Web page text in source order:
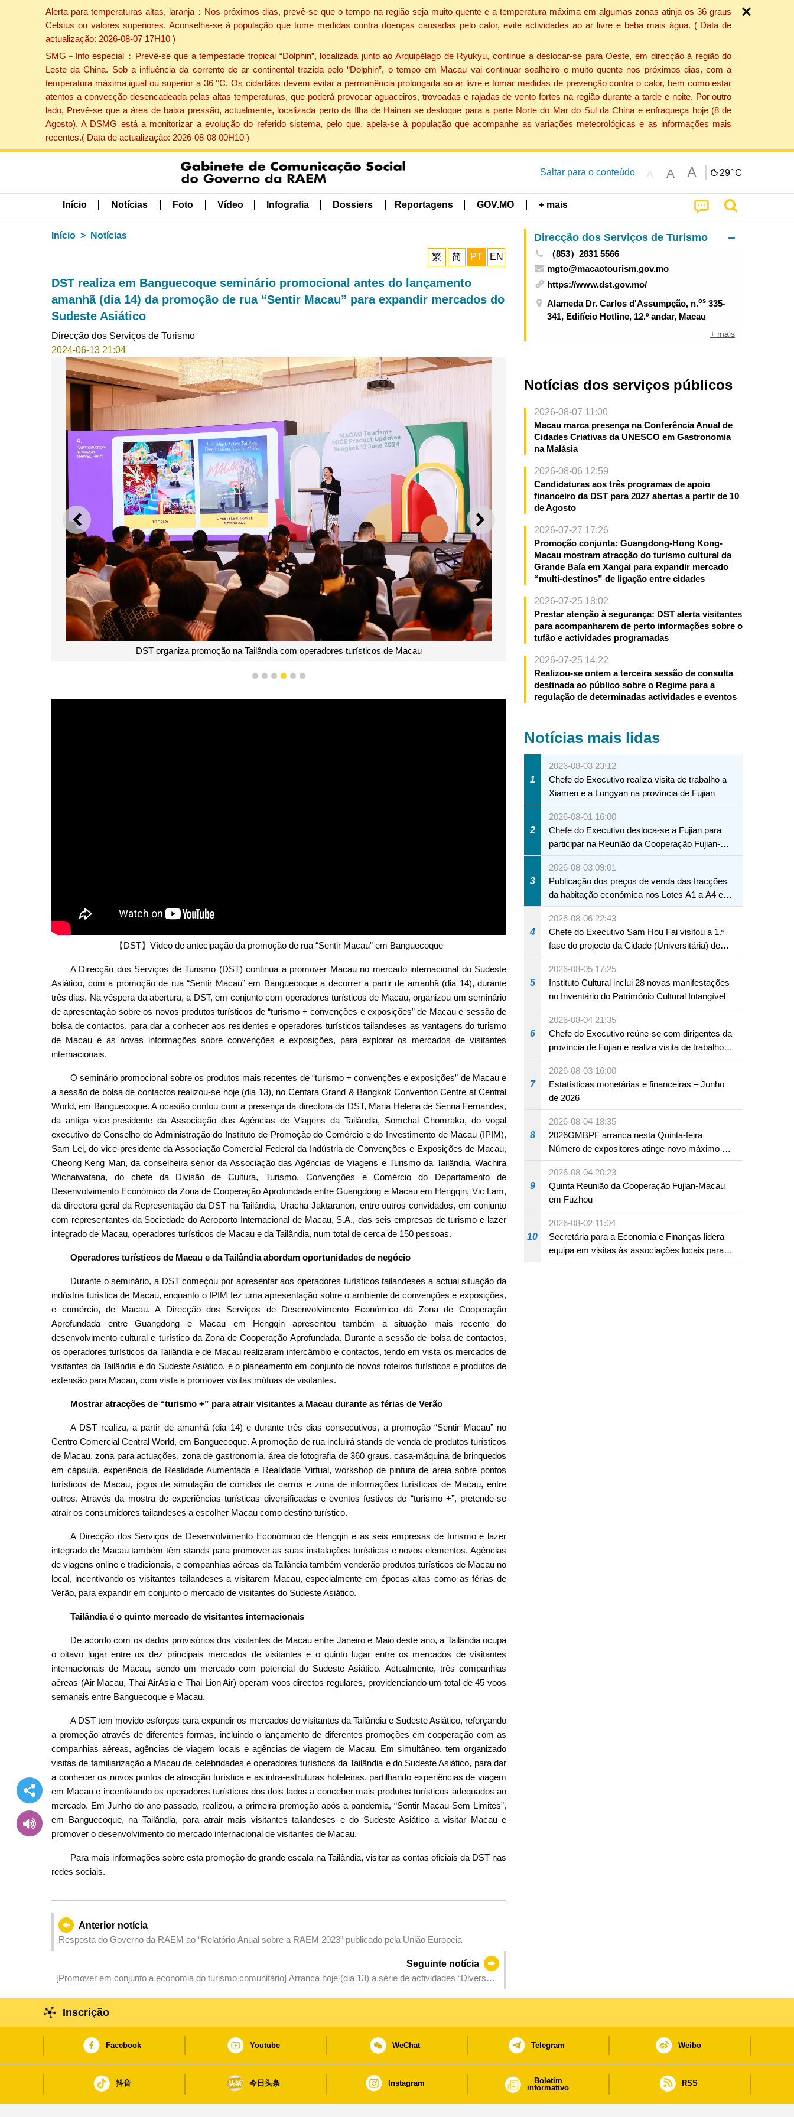
Alerta para temperaturas altas, laranja：Nos próximos dias, prevê-se que o tempo na região seja muito quente e a temperatura máxima em algumas zonas atinja os 36 graus
Celsius ou valores superiores. Aconselha-se à população que tome medidas contra doenças causadas pelo calor, evite actividades ao ar livre e beba mais água. ( Data de
actualização: 2026-08-07 17H10 )
SMG－Info especial：Prevê-se que a tempestade tropical “Dolphin”, localizada junto ao Arquipélago de Ryukyu, continue a deslocar-se para Oeste, em direcção à região do
Leste da China. Sob a influência da corrente de ar continental trazida pelo “Dolphin”, o tempo em Macau vai continuar soalheiro e muito quente nos próximos dias, com a
temperatura máxima igual ou superior a 36 °C. Os cidadãos devem evitar a permanência prolongada ao ar livre e tomar medidas de prevenção contra o calor, bem como estar
atentos a convecção desencadeada pelas altas temperaturas, que poderá provocar aguaceiros, trovoadas e rajadas de vento fortes na região durante a tarde e noite. Por outro
lado, Prevê-se que a área de baixa pressão, actualmente, localizada perto da Ilha de Hainan se desloque para a parte Norte do Mar do Sul da China e enfraqueça hoje (8 de
Agosto). A DSMG está a monitorizar a evolução do referido sistema, pelo que, apela-se à população que acompanhe as variações meteorológicas e as informações mais
recentes.( Data de actualização: 2026-08-08 00H10 )
Saltar para o conteúdo A A A 29°C
Início Notícias Foto Vídeo Infografia Dossiers Reportagens GOV.MO + mais
Início Notícias
繁 简 PT EN
DST realiza em Banguecoque seminário promocional antes do lançamento
amanhã (dia 14) da promoção de rua “Sentir Macau” para expandir mercados do
Sudeste Asiático
Direcção dos Serviços de Turismo
2024-06-13 21:04
ANTERIOR SEGUINTE
DST organiza promoção na Tailândia com operadores turísticos de Macau
1 2 3 4 5 6
【DST】Vídeo de antecipação da promoção de rua “Sentir Macau” em Banguecoque
A Direcção dos Serviços de Turismo (DST) continua a promover Macau no mercado internacional do Sudeste
Asiático, com a promoção de rua “Sentir Macau” em Banguecoque a decorrer a partir de amanhã (dia 14), durante
três dias. Na véspera da abertura, a DST, em conjunto com operadores turísticos de Macau, organizou um seminário
de apresentação sobre os novos produtos turísticos de “turismo + convenções e exposições” de Macau e sessão de
bolsa de contactos, para dar a conhecer aos residentes e operadores turísticos tailandeses as vantagens do turismo
de Macau e as novas informações sobre convenções e exposições, para explorar os mercados de visitantes
internacionais.
O seminário promocional sobre os produtos mais recentes de “turismo + convenções e exposições” de Macau e
a sessão de bolsa de contactos realizou-se hoje (dia 13), no Centara Grand & Bangkok Convention Centre at Central
World, em Banguecoque. A ocasião contou com a presença da directora da DST, Maria Helena de Senna Fernandes,
da antiga vice-presidente da Associação das Agências de Viagens da Tailândia, Somchai Chomraka, do vogal
executivo do Conselho de Administração do Instituto de Promoção do Comércio e do Investimento de Macau (IPIM),
Sam Lei, do vice-presidente da Associação Comercial Federal da Indústria de Convenções e Exposições de Macau,
Cheong Keng Man, da conselheira sénior da Associação das Agências de Viagens e Turismo da Tailândia, Wachira
Wichaiwatana, do chefe da Divisão de Cultura, Turismo, Convenções e Comércio do Departamento de
Desenvolvimento Económico da Zona de Cooperação Aprofundada entre Guangdong e Macau em Hengqin, Vic Lam,
da directora geral da Representação da DST na Tailândia, Uracha Jaktaranon, entre outros convidados, em conjunto
com representantes da Sociedade do Aeroporto Internacional de Macau, S.A., das seis empresas de turismo e lazer
integrado de Macau, operadores turísticos de Macau e da Tailândia, num total de cerca de 150 pessoas.
Operadores turísticos de Macau e da Tailândia abordam oportunidades de negócio
Durante o seminário, a DST começou por apresentar aos operadores turísticos tailandeses a actual situação da
indústria turística de Macau, enquanto o IPIM fez uma apresentação sobre o ambiente de convenções e exposições,
e comércio, de Macau. A Direcção dos Serviços de Desenvolvimento Económico da Zona de Cooperação
Aprofundada entre Guangdong e Macau em Hengqin apresentou também a situação mais recente do
desenvolvimento cultural e turístico da Zona de Cooperação Aprofundada. Durante a sessão de bolsa de contactos,
os operadores turísticos da Tailândia e de Macau realizaram intercâmbio e contactos, tendo em vista os mercados de
visitantes da Tailândia e do Sudeste Asiático, e o planeamento em conjunto de novos roteiros turísticos e produtos de
extensão para Macau, com vista a promover visitas mútuas de visitantes.
Mostrar atracções de “turismo +” para atrair visitantes a Macau durante as férias de Verão
A DST realiza, a partir de amanhã (dia 14) e durante três dias consecutivos, a promoção “Sentir Macau” no
Centro Comercial Central World, em Banguecoque. A promoção de rua incluirá stands de venda de produtos turísticos
de Macau, zona para actuações, zona de gastronomia, área de fotografia de 360 graus, casa-máquina de brinquedos
em cápsula, experiência de Realidade Aumentada e Realidade Virtual, workshop de pintura de areia sobre pontos
turísticos de Macau, jogos de simulação de corridas de carros e zona de informações turísticas de Macau, entre
outros. Através da mostra de experiências turísticas diversificadas e eventos festivos de “turismo +”, pretende-se
atrair os consumidores tailandeses a escolher Macau como destino turístico.
A Direcção dos Serviços de Desenvolvimento Económico de Hengqin e as seis empresas de turismo e lazer
integrado de Macau também têm stands para promover as suas instalações turísticas e novos elementos. Agências
de viagens online e tradicionais, e companhias aéreas da Tailândia também venderão produtos turísticos de Macau no
local, incentivando os visitantes tailandeses a visitarem Macau, especialmente em épocas altas como as férias de
Verão, para expandir em conjunto o mercado de visitantes do Sudeste Asiático.
Tailândia é o quinto mercado de visitantes internacionais
De acordo com os dados provisórios dos visitantes de Macau entre Janeiro e Maio deste ano, a Tailândia ocupa
o oitavo lugar entre os dez principais mercados de visitantes e o quinto lugar entre os mercados de visitantes
internacionais de Macau, sendo um mercado com potencial do Sudeste Asiático. Actualmente, três companhias
aéreas (Air Macau, Thai AirAsia e Thai Lion Air) operam voos directos regulares, providenciando um total de 45 voos
semanais entre Banguecoque e Macau.
A DST tem movido esforços para expandir os mercados de visitantes da Tailândia e Sudeste Asiático, reforçando
a promoção através de diferentes formas, incluindo o lançamento de diferentes promoções em cooperação com as
companhias aéreas, agências de viagem locais e agências de viagem de Macau. Em simultâneo, tem organizado
visitas de familiarização a Macau de celebridades e operadores turísticos da Tailândia e do Sudeste Asiático, para dar
a conhecer os novos pontos de atracção turística e as infra-estruturas hoteleiras, partilhando experiências de viagem
em Macau e incentivando os operadores turísticos dos dois lados a conceber mais produtos turísticos adequados ao
mercado. Em Junho do ano passado, realizou, a primeira promoção após a pandemia, “Sentir Macau Sem Limites”,
em Banguecoque, na Tailândia, para atrair mais visitantes tailandeses e do Sudeste Asiático a visitar Macau e
promover o desenvolvimento do mercado internacional de visitantes de Macau.
Para mais informações sobre esta promoção de grande escala na Tailândia, visitar as contas oficiais da DST nas
redes sociais.
Anterior notícia
Resposta do Governo da RAEM ao “Relatório Anual sobre a RAEM 2023” publicado pela União Europeia
Seguinte notícia
[Promover em conjunto a economia do turismo comunitário] Arranca hoje (dia 13) a série de actividades “Diversão
Direcção dos Serviços de Turismo
（853）2831 5566
mgto@macaotourism.gov.mo
https://www.dst.gov.mo/
Alameda Dr. Carlos d'Assumpção, n.os 335-
341, Edifício Hotline, 12.º andar, Macau
+ mais
Notícias dos serviços públicos
2026-08-07 11:00
Macau marca presença na Conferência Anual de
Cidades Criativas da UNESCO em Gastronomia
na Malásia
2026-08-06 12:59
Candidaturas aos três programas de apoio
financeiro da DST para 2027 abertas a partir de 10
de Agosto
2026-07-27 17:26
Promoção conjunta: Guangdong-Hong Kong-
Macau mostram atracção do turismo cultural da
Grande Baía em Xangai para expandir mercado
“multi-destinos” de ligação entre cidades
2026-07-25 18:02
Prestar atenção à segurança: DST alerta visitantes
para acompanharem de perto informações sobre o
tufão e actividades programadas
2026-07-25 14:22
Realizou-se ontem a terceira sessão de consulta
destinada ao público sobre o Regime para a
regulação de determinadas actividades e eventos
Notícias mais lidas
1
2026-08-03 23:12
Chefe do Executivo realiza visita de trabalho a
Xiamen e a Longyan na província de Fujian
2
2026-08-01 16:00
Chefe do Executivo desloca-se a Fujian para
participar na Reunião da Cooperação Fujian-
Macau
3
2026-08-03 09:01
Publicação dos preços de venda das fracções
da habitação económica nos Lotes A1 a A4 e
A12 da Zona A dos Novos Aterros
4
2026-08-06 22:43
Chefe do Executivo Sam Hou Fai visitou a 1.ª
fase do projecto da Cidade (Universitária) de
Educação Internacional de Macau e Hengqin
5
2026-08-05 17:25
Instituto Cultural inclui 28 novas manifestações
no Inventário do Património Cultural Intangível
6
2026-08-04 21:35
Chefe do Executivo reúne-se com dirigentes da
província de Fujian e realiza visita de trabalho
em Fuzhou
7
2026-08-03 16:00
Estatísticas monetárias e financeiras – Junho
de 2026
8
2026-08-04 18:35
2026GMBPF arranca nesta Quinta-feira
Número de expositores atinge novo máximo em
18 anos
9
2026-08-04 20:23
Quinta Reunião da Cooperação Fujian-Macau
em Fuzhou
10
2026-08-02 11:04
Secretária para a Economia e Finanças lidera
equipa em visitas às associações locais para
consolidar consensos e promover os trabalhos
Inscrição
Facebook Youtube WeChat Telegram Weibo
抖音 今日头条 Instagram
Boletim
informativo
RSS